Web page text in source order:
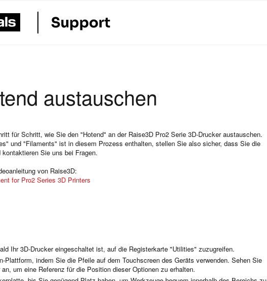
austauschen
für Schritt, wie Sie den "Hotend" an der Raise3D Pro2 Serie 3D-Drucker austauschen.
und "Filaments" ist in diesem Prozess enthalten, stellen Sie also sicher, dass Sie die
Sie uns bei Fragen.
von Raise3D:
for Pro2 Series 3D Printers
Ihr 3D-Drucker eingeschaltet ist, auf die Registerkarte "Utilities" zuzugreifen.
Plattform, indem Sie die Pfeile auf dem Touchscreen des Geräts verwenden. Sehen Sie
um eine Referenz für die Position dieser Optionen zu erhalten.